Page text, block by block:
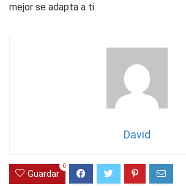
mejor se adapta a ti.
David
Guardar
0